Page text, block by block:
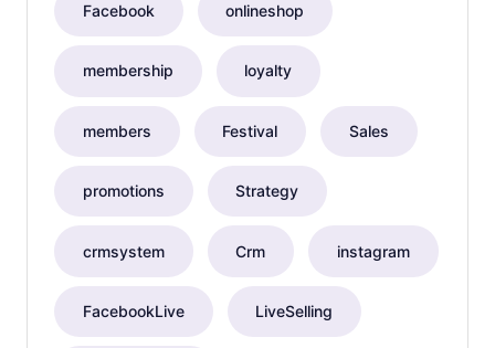
Facebook onlineshop
membership loyalty
members Festival Sales
promotions Strategy
crmsystem Crm instagram
FacebookLive LiveSelling